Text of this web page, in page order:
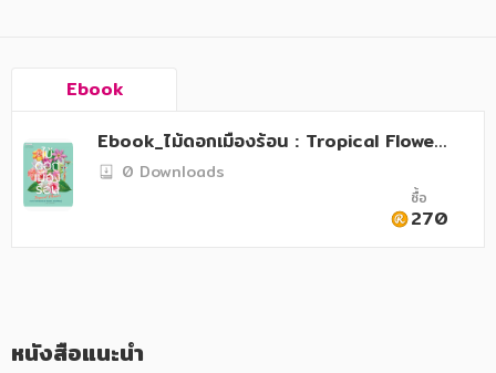
นิตยสาร หนังสือพิมพ์
ครอบครัว
วรรณกรรม
ภาษาศาสตร์
Ebook
Ebook_ไม้ดอกเมืองร้อน : Tropical Flower
s
0 Downloads
ซื้อ
270
หนังสือแนะนำ